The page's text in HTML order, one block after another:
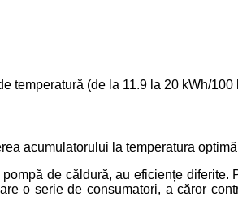
temperatură (de la 11.9 la 20 kWh/100
acumulatorului la temperatura
de căldură, au eficiențe diferite.
o serie de consumatori, a căror